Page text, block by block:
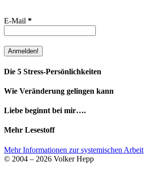
E-Mail *
Die 5 Stress-Persönlichkeiten
Wie Veränderung gelingen kann
Liebe beginnt bei mir….
Mehr Lesestoff
Mehr Informationen zur systemischen Arbeit
© 2004 – 2026 Volker Hepp